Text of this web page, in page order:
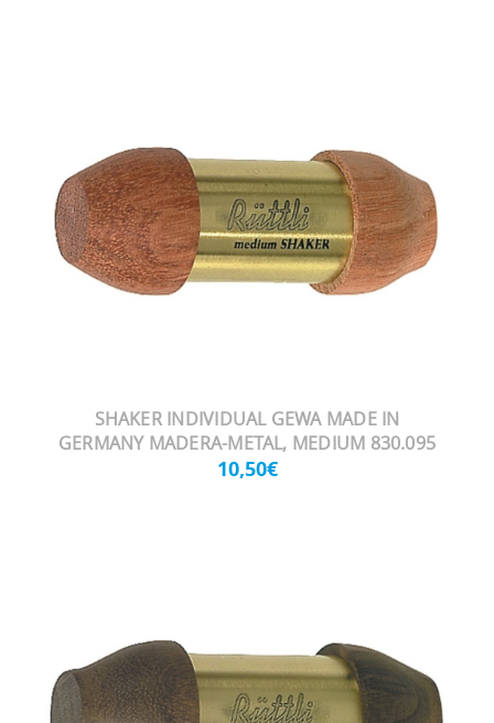
SHAKER INDIVIDUAL GEWA MADE IN
GERMANY MADERA-METAL, MEDIUM 830.095
10,50€